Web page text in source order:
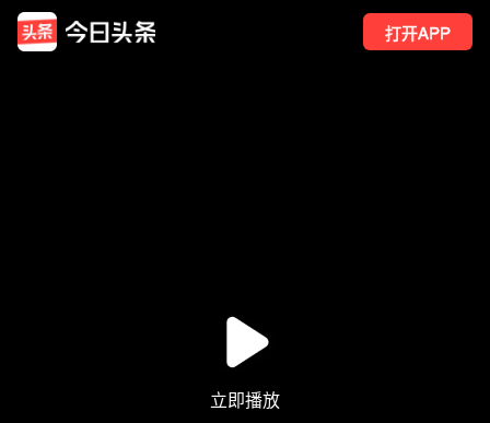
打开APP